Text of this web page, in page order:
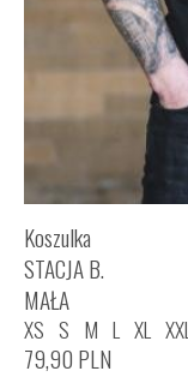
Koszulka
STACJA B.
MAŁA
XS S M L XL XXL
79,90 PLN